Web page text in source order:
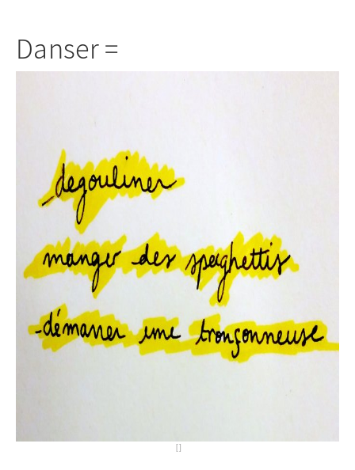
Danser =